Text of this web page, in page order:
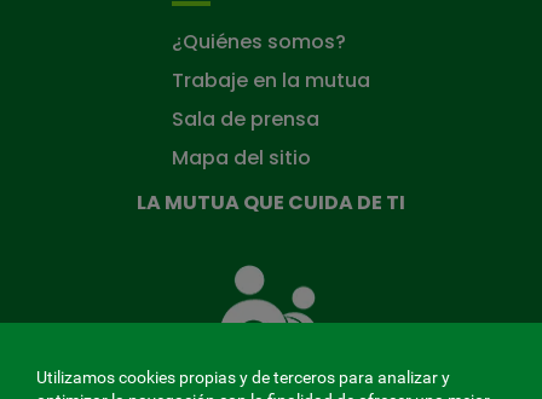
¿Quiénes somos?
Trabaje en la mutua
Sala de prensa
Mapa del sitio
LA MUTUA QUE CUIDA DE TI
Mutua
que
ti
Utilizamos cookies propias y de terceros para analizar y